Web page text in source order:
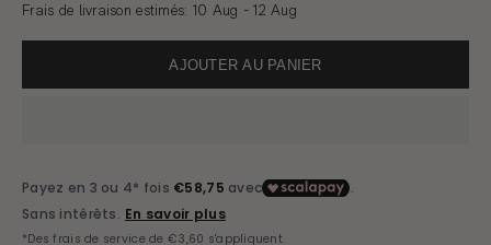
Frais de livraison estimés: 10 Aug - 12 Aug
AJOUTER AU PANIER